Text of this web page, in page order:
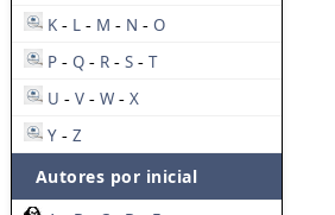
K - L - M - N - O
P - Q - R - S - T
U - V - W - X
Y - Z
Autores por inicial